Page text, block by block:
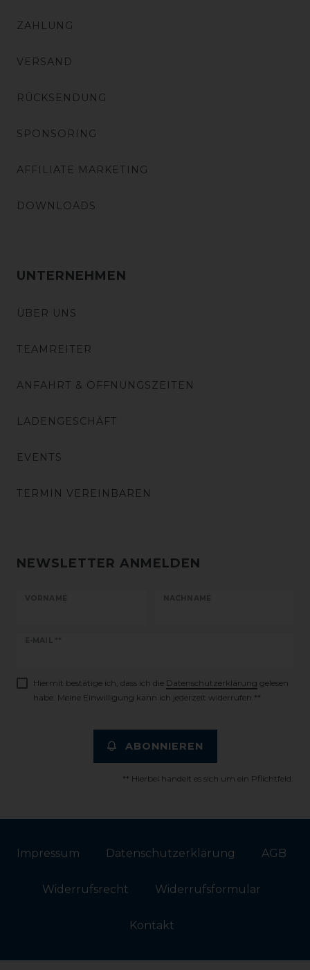
ZAHLUNG
VERSAND
RÜCKSENDUNG
SPONSORING
AFFILIATE MARKETING
DOWNLOADS
UNTERNEHMEN
ÜBER UNS
TEAMREITER
ANFAHRT & ÖFFNUNGSZEITEN
LADENGESCHÄFT
EVENTS
TERMIN VEREINBAREN
NEWSLETTER ANMELDEN
VORNAME NACHNAME
E-MAIL **
Newsletter
Hiermit bestätige ich, dass ich die Daten­schutz­erklärung gelesen
habe. Meine Einwilligung kann ich jederzeit widerrufen.**
ABONNIEREN
** Hierbei handelt es sich um ein Pflichtfeld.
Impressum Daten­schutz­erklärung AGB
Widerrufs­recht Widerrufs­formular
Kontakt